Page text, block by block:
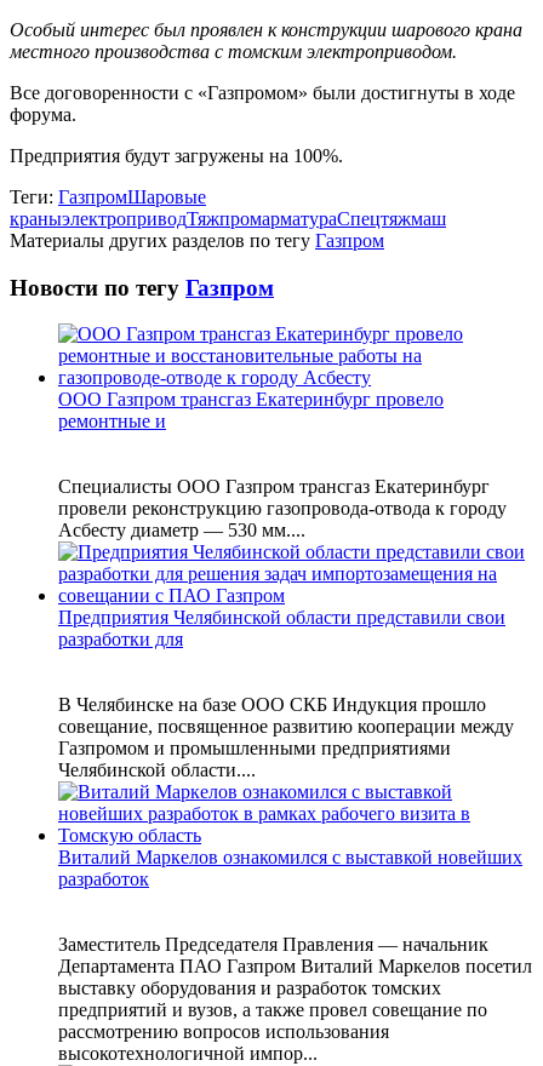
Особый интерес был проявлен к конструкции шарового крана
местного производства с томским электроприводом.
Все договоренности с «Газпромом» были достигнуты в ходе
форума.
Предприятия будут загружены на 100%.
Теги: ГазпромШаровые
краныэлектроприводТяжпромарматураСпецтяжмаш
Материалы других разделов по тегу Газпром
Новости по тегу Газпром
ООО Газпром трансгаз Екатеринбург провело
ремонтные и
Специалисты ООО Газпром трансгаз Екатеринбург
провели реконструкцию газопровода‑отвода к городу
Асбесту диаметр — 530 мм....
Предприятия Челябинской области представили свои
разработки для
В Челябинске на базе ООО СКБ Индукция прошло
совещание, посвященное развитию кооперации между
Газпромом и промышленными предприятиями
Челябинской области....
Виталий Маркелов ознакомился с выставкой новейших
разработок
Заместитель Председателя Правления — начальник
Департамента ПАО Газпром Виталий Маркелов посетил
выставку оборудования и разработок томских
предприятий и вузов, а также провел совещание по
рассмотрению вопросов использования
высокотехнологичной импор...